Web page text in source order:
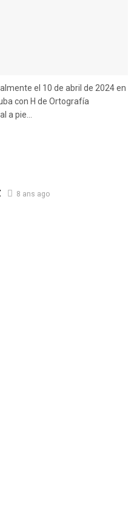
el 10 de abril de 2024 en
con H de Ortografía
a pie...
8 ans ago